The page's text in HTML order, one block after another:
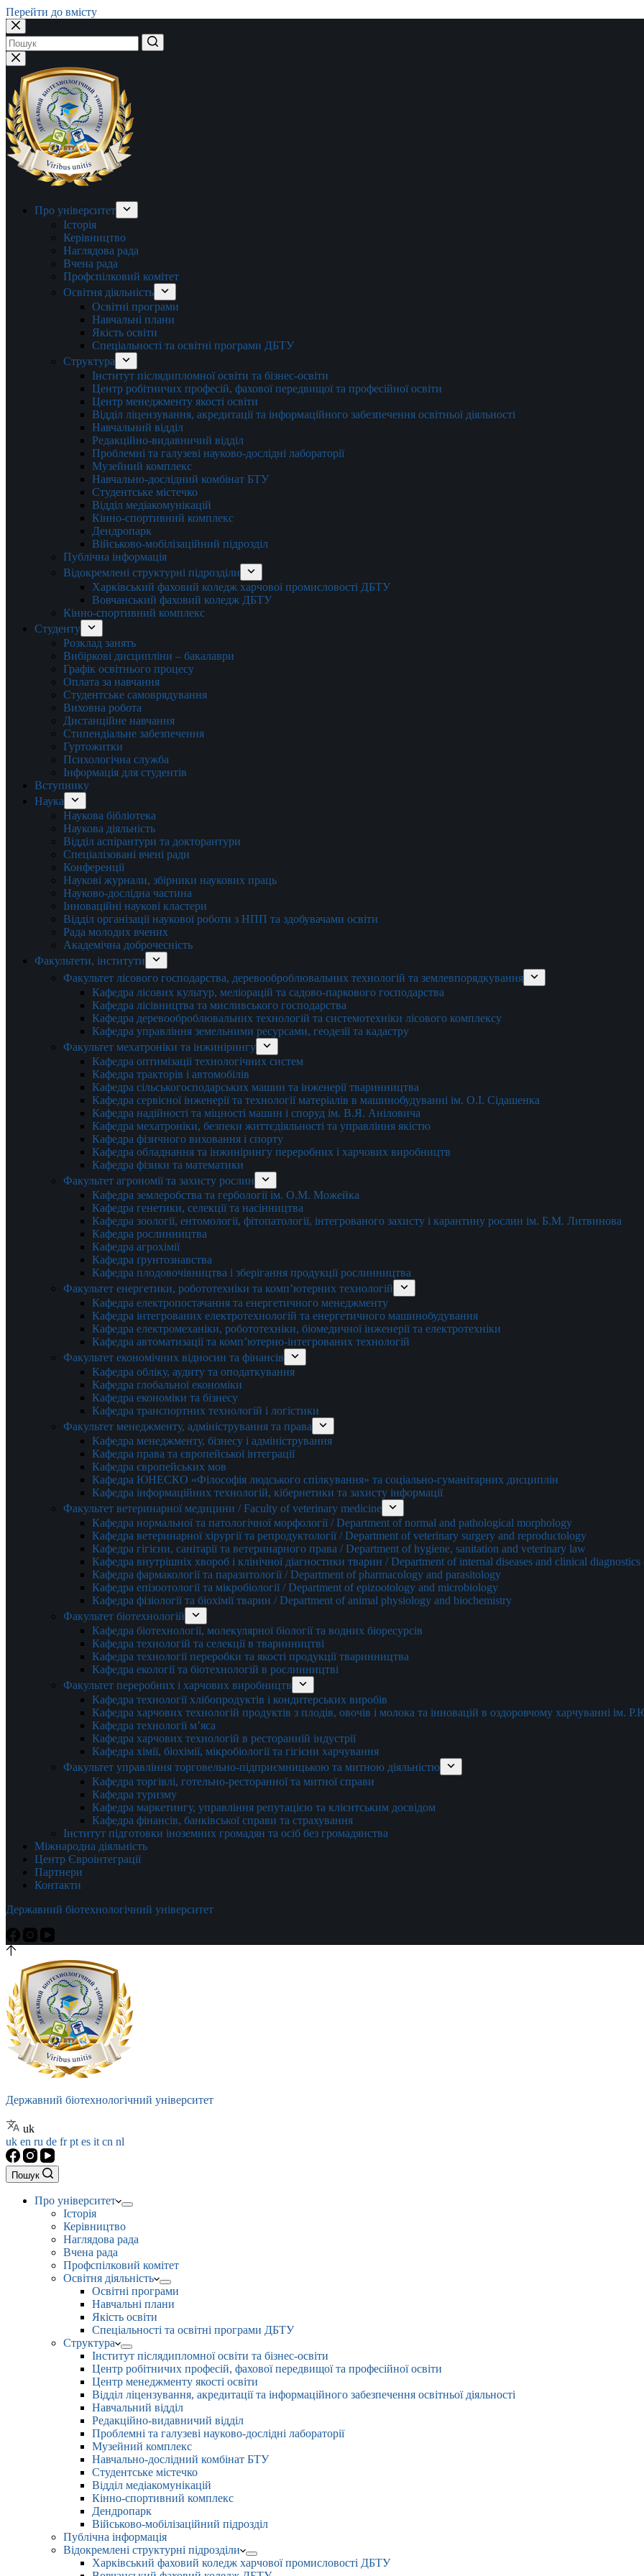
Перейти до вмісту
Немає
результатів
Про університет
Історія
Керівництво
Наглядова рада
Вчена рада
Профспілковий комітет
Освітня діяльність
Освітні програми
Навчальні плани
Якість освіти
Спеціальності та освітні програми ДБТУ
Структура
Інститут післядипломної освіти та бізнес-освіти
Центр робітничих професій, фахової передвищої та професійної освіти
Центр менеджменту якості освіти
Відділ ліцензування, акредитації та інформаційного забезпечення освітньої діяльності
Навчальний відділ
Редакційно-видавничий відділ
Проблемні та галузеві науково-дослідні лабораторії
Музейний комплекс
Навчально-дослідний комбінат БТУ
Студентське містечко
Відділ медіакомунікацій
Кінно-спортивний комплекс
Дендропарк
Військово-мобілізаційний підрозділ
Публічна інформація
Відокремлені структурні підрозділи
Харківський фаховий коледж харчової промисловості ДБТУ
Вовчанський фаховий коледж ДБТУ
Кінно-спортивний комплекс
Студенту
Розклад занять
Вибіркові дисципліни – бакалаври
Графік освітнього процесу
Оплата за навчання
Студентське самоврядування
Виховна робота
Дистанційне навчання
Стипендіальне забезпечення
Гуртожитки
Психологічна служба
Інформація для студентів
Вступнику
Наука
Наукова бібліотека
Наукова діяльність
Відділ аспірантури та докторантури
Спеціалізовані вчені ради
Конференції
Наукові журнали, збірники наукових праць
Науково-дослідна частина
Інноваційні наукові кластери
Відділ організації наукової роботи з НПП та здобувачами освіти
Рада молодих вчених
Академічна доброчесність
Факультети, інститути
Факультет лісового господарства, деревооброблювальних технологій та землевпорядкування
Кафедра лісових культур, меліорацій та садово-паркового господарства
Кафедра лісівництва та мисливського господарства
Кафедра деревооброблювальних технологій та системотехніки лісового комплексу
Кафедра управління земельними ресурсами, геодезії та кадастру
Факультет мехатроніки та інжинірингу
Кафедра оптимізації технологічних систем
Кафедра тракторів і автомобілів
Кафедра сільськогосподарських машин та інженерії тваринництва
Кафедра cервісної інженерії та технології матеріалів в машинобудуванні ім. О.І. Сідашенка
Кафедра надійності та міцності машин і споруд ім. В.Я. Аніловича
Кафедра мехатроніки, безпеки життєдіяльності та управління якістю
Кафедра фізичного виховання і спорту
Кафедра обладнання та інжинірингу переробних і харчових виробництв
Кафедра фізики та математики
Факультет агрономії та захисту рослин
Кафедра землеробства та гербології ім. О.М. Можейка
Кафедра генетики, селекції та насінництва
Кафедра зоології, ентомології, фітопатології, інтегрованого захисту і карантину рослин ім. Б.М. Литвинова
Кафедра рослинництва
Кафедра агрохімії
Кафедра ґрунтознавства
Кафедра плодовочівництва і зберігання продукції рослинництва
Факультет енергетики, робототехніки та комп’ютерних технологій
Кафедра електропостачання та енергетичного менеджменту
Кафедра інтегрованих електротехнологій та енергетичного машинобудування
Кафедра електромеханіки, робототехніки, біомедичної інженерії та електротехніки
Кафедра автоматизації та комп’ютерно-інтегрованих технологій
Факультет економічних відносин та фінансів
Кафедра обліку, аудиту та оподаткування
Кафедра глобальної економіки
Кафедра економіки та бізнесу
Кафедра транспортних технологій і логістики
Факультет менеджменту, адміністрування та права
Кафедра менеджменту, бізнесу і адміністрування
Кафедра права та європейської інтеграції
Кафедра європейських мов
Кафедра ЮНЕСКО «Філософія людського спілкування» та соціально-гуманітарних дисциплін
Кафедра інформаційних технологій, кібернетики та захисту інформації
Факультет ветеринарної медицини / Faculty of veterinary medicine
Кафедра нормальної та патологічної морфології / Department of normal and pathological morphology
Кафедра ветеринарної хірургії та репродуктології / Department of veterinary surgery and reproductology
Кафедра гігієни, санітарії та ветеринарного права / Department of hygiene, sanitation and veterinary law
Кафедра внутрішніх хвороб і клінічної діагностики тварин / Department of internal diseases and clinical
Кафедра фармакології та паразитології / Department of pharmacology and parasitology
Кафедра епізоотології та мікробіології / Department of epizootology and microbiology
Кафедра фізіології та біохімії тварин / Department of animal physiology and biochemistry
Факультет біотехнологій
Кафедра біотехнології, молекулярної біології та водних біоресурсів
Кафедра технологій та селекції в тваринництві
Кафедра технології переробки та якості продукції тваринництва
Кафедра екології та біотехнологій в рослинництві
Факультет переробних і харчових виробництв
Кафедра технології хлібопродуктів і кондитерських виробів
Кафедра харчових технологій продуктів з плодів, овочів і молока та інновацій в оздоровчому харчуванні ім.
Кафедра технології м’яса
Кафедра харчових технологій в ресторанній індустрії
Кафедра хімії, біохімії, мікробіології та гігієни харчування
Факультет управління торговельно-підприємницькою та митною діяльністю
Кафедра торгівлі, готельно-ресторанної та митної справи
Кафедра туризму
Кафедра маркетингу, управління репутацією та клієнтським досвідом
Кафедра фінансів, банківської справи та страхування
Інститут підготовки іноземних громадян та осіб без громадянства
Міжнародна діяльність
Центр Євроінтеграції
Партнери
Контакти
Державний біотехнологічний університет
Державний біотехнологічний університет
uk
uk en ru de frpt es it cn nl
Пошук
Про університет
Історія
Керівництво
Наглядова рада
Вчена рада
Профспілковий комітет
Освітня діяльність
Освітні програми
Навчальні плани
Якість освіти
Спеціальності та освітні програми ДБТУ
Структура
Інститут післядипломної освіти та бізнес-освіти
Центр робітничих професій, фахової передвищої та професійної освіти
Центр менеджменту якості освіти
Відділ ліцензування, акредитації та інформаційного забезпечення освітньої діяльності
Навчальний відділ
Редакційно-видавничий відділ
Проблемні та галузеві науково-дослідні лабораторії
Музейний комплекс
Навчально-дослідний комбінат БТУ
Студентське містечко
Відділ медіакомунікацій
Кінно-спортивний комплекс
Дендропарк
Військово-мобілізаційний підрозділ
Публічна інформація
Відокремлені структурні підрозділи
Харківський фаховий коледж харчової промисловості ДБТУ